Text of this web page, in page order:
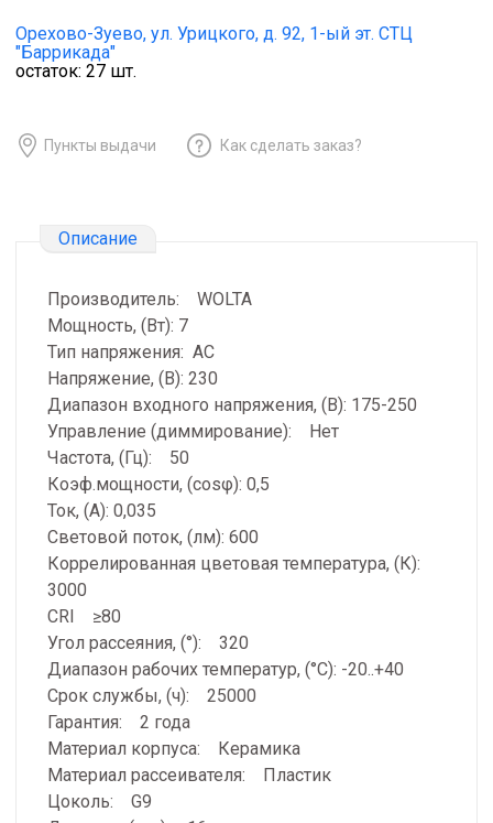
Орехово-Зуево, ул. Урицкого, д. 92, 1-ый эт. СТЦ
"Баррикада"
остаток: 27 шт.
Пункты выдачи Как сделать заказ?
Описание
Производитель: WOLTA
Мощность, (Вт): 7
Тип напряжения: AC
Напряжение, (В): 230
Диапазон входного напряжения, (В): 175-250
Управление (диммирование): Нет
Частота, (Гц): 50
Коэф.мощности, (cosφ): 0,5
Ток, (А): 0,035
Световой поток, (лм): 600
Коррелированная цветовая температура, (К):
3000
CRI ≥80
Угол рассеяния, (°): 320
Диапазон рабочих температур, (°С): -20..+40
Срок службы, (ч): 25000
Гарантия: 2 года
Материал корпуса: Керамика
Материал рассеивателя: Пластик
Цоколь: G9